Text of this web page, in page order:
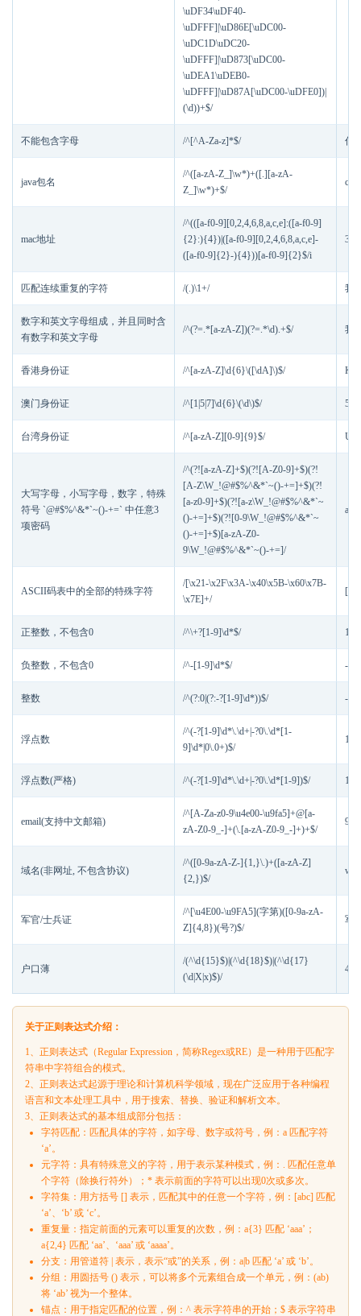
\uDF34\uDF40-
\uDFFF]|\uD86E[\uDC00-
\uDC1D\uDC20-
\uDFFF]|\uD873[\uDC00-
\uDEA1\uDEB0-
\uDFFF]|\uD87A[\uDC00-\uDFE0])|
(\d))+$/
不能包含字母 /^[^A-Za-z]*$/ 你
java包名
/^([a-zA-Z_]\w*)+([.][a-zA-
Z_]\w*)+$/
mac地址
/^(([a-f0-9][0,2,4,6,8,a,c,e]:([a-f0-9]
{2}:){4})|([a-f0-9][0,2,4,6,8,a,c,e]-
([a-f0-9]{2}-){4}))[a-f0-9]{2}$/i
匹配连续重复的字符 /(.)\1+/ 我
数字和英文字母组成，并且同时含
有数字和英文字母
/^(?=.*[a-zA-Z])(?=.*\d).+$/ 我a
香港身份证 /^[a-zA-Z]\d{6}\([\dA]\)$/
澳门身份证 /^[1|5|7]\d{6}\(\d\)$/
台湾身份证 /^[a-zA-Z][0-9]{9}$/
大写字母，小写字母，数字，特殊
符号 `@#$%^&*`~()-+=` 中任意3
项密码
/^(?![a-zA-Z]+$)(?![A-Z0-9]+$)(?!
[A-Z\W_!@#$%^&*`~()-+=]+$)(?!
[a-z0-9]+$)(?![a-z\W_!@#$%^&*`~
()-+=]+$)(?![0-9\W_!@#$%^&*`~
()-+=]+$)[a-zA-Z0-
9\W_!@#$%^&*`~()-+=]/
ASCII码表中的全部的特殊字符
/[\x21-\x2F\x3A-\x40\x5B-\x60\x7B-
\x7E]+/
[、
正整数，不包含0 /^\+?[1-9]\d*$/
负整数，不包含0 /^-[1-9]\d*$/ -
整数 /^(?:0|(?:-?[1-9]\d*))$/ -
浮点数
/^(-?[1-9]\d*\.\d+|-?0\.\d*[1-
9]\d*|0\.0+)$/
浮点数(严格) /^(-?[1-9]\d*\.\d+|-?0\.\d*[1-9])$/
email(支持中文邮箱)
/^[A-Za-z0-9\u4e00-\u9fa5]+@[a-
zA-Z0-9_-]+(\.[a-zA-Z0-9_-]+)+$/
域名(非网址, 不包含协议)
/^([0-9a-zA-Z-]{1,}\.)+([a-zA-Z]
{2,})$/
军官/士兵证
/^[\u4E00-\u9FA5](字第)([0-9a-zA-
Z]{4,8})(号?)$/
军
户口薄
/(^\d{15}$)|(^\d{18}$)|(^\d{17}
(\d|X|x)$)/
关于正则表达式介绍：
1、正则表达式（Regular Expression，简称Regex或RE）是一种用于匹配字
符串中字符组合的模式。
2、正则表达式起源于理论和计算机科学领域，现在广泛应用于各种编程
语言和文本处理工具中，用于搜索、替换、验证和解析文本。
3、正则表达式的基本组成部分包括：
字符匹配：匹配具体的字符，如字母、数字或符号，例：a 匹配字符
‘a’。
元字符：具有特殊意义的字符，用于表示某种模式，例：. 匹配任意单
个字符（除换行符外）；* 表示前面的字符可以出现0次或多次。
字符集：用方括号 [] 表示，匹配其中的任意一个字符，例：[abc] 匹配
‘a’、‘b’ 或 ‘c’。
重复量：指定前面的元素可以重复的次数，例：a{3} 匹配 ‘aaa’；
a{2,4} 匹配 ‘aa’、‘aaa’ 或 ‘aaaa’。
分支：用管道符 | 表示，表示“或”的关系，例：a|b 匹配 ‘a’ 或 ‘b’。
分组：用圆括号 () 表示，可以将多个元素组合成一个单元，例：(ab)
将 ‘ab’ 视为一个整体。
锚点：用于指定匹配的位置，例：^ 表示字符串的开始；$ 表示字符串